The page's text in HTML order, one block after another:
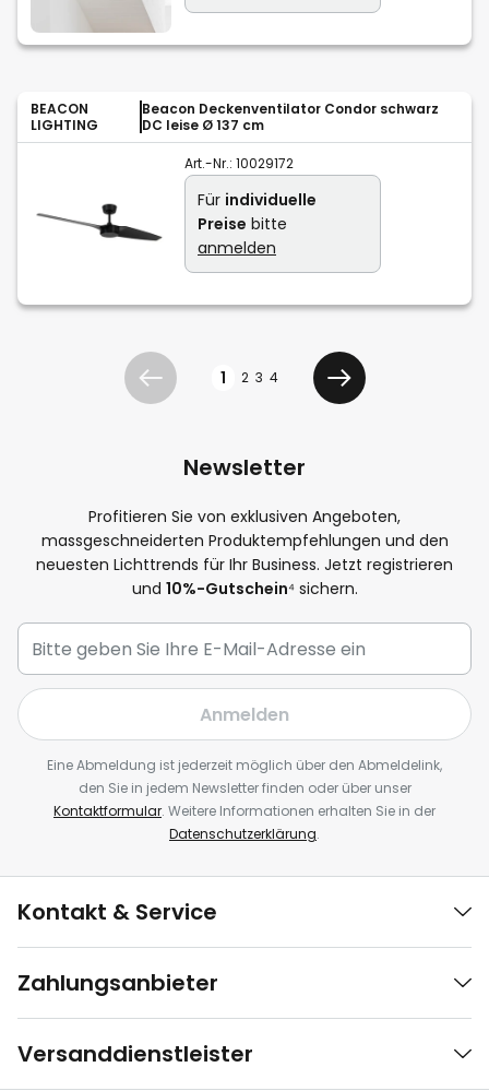
BEACON
LIGHTING
Beacon Deckenventilator Condor schwarz
DC leise Ø 137 cm
Art.-Nr.: 10029172
Für individuelle
Preise bitte
anmelden
Zurück 1 2 3 4
Weiter
Newsletter
Profitieren Sie von exklusiven Angeboten,
massgeschneiderten Produktempfehlungen und den
neuesten Lichttrends für Ihr Business. Jetzt registrieren
und 10%-Gutschein⁴ sichern.
Anmelden
Eine Abmeldung ist jederzeit möglich über den Abmeldelink,
den Sie in jedem Newsletter finden oder über unser
Kontaktformular. Weitere Informationen erhalten Sie in der
Datenschutzerklärung.
Kontakt & Service
Zahlungsanbieter
Versanddienstleister